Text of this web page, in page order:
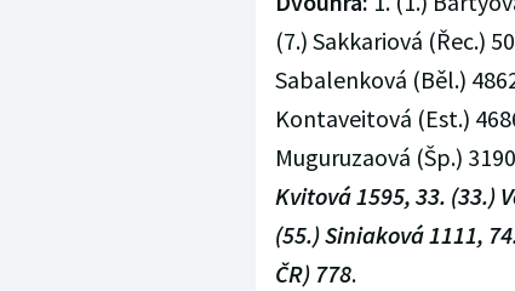
(7.) Sakkariová (Řec.)
Sabalenková (Běl.)
Kontaveitová (Est.)
Muguruzaová (Šp.)
Kvitová 1595, 33. (33.)
(55.) Siniaková 1111,
ČR) 778.